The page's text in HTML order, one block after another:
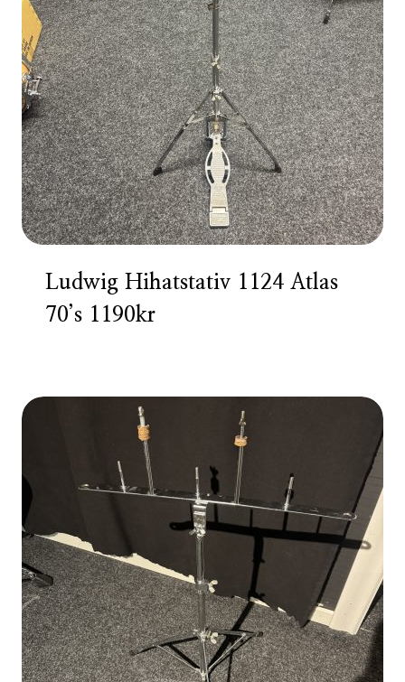
Ludwig Hihatstativ 1124 Atlas
70’s 1190kr